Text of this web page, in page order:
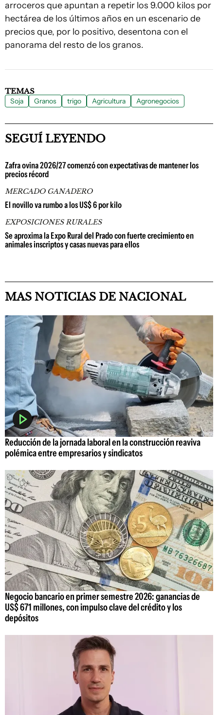
arroceros que apuntan a repetir los 9.000 kilos por
hectárea de los últimos años en un escenario de
precios que, por lo positivo, desentona con el
panorama del resto de los granos.
TEMAS
Soja Granos trigo Agricultura Agronegocios
SEGUÍ LEYENDO
Zafra ovina 2026/27 comenzó con expectativas de mantener los
precios récord
MERCADO GANADERO
El novillo va rumbo a los US$ 6 por kilo
EXPOSICIONES RURALES
Se aproxima la Expo Rural del Prado con fuerte crecimiento en
animales inscriptos y casas nuevas para ellos
MAS NOTICIAS DE NACIONAL
Reducción de la jornada laboral en la construcción reaviva
polémica entre empresarios y sindicatos
Negocio bancario en primer semestre 2026: ganancias de
US$ 671 millones, con impulso clave del crédito y los
depósitos